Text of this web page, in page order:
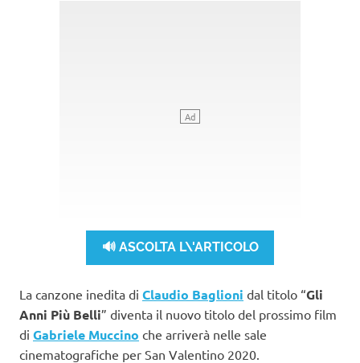
🔊 ASCOLTA L\'ARTICOLO
La canzone inedita di Claudio Baglioni dal titolo “Gli
Anni Più Belli” diventa il nuovo titolo del prossimo film
di Gabriele Muccino che arriverà nelle sale
cinematografiche per San Valentino 2020.